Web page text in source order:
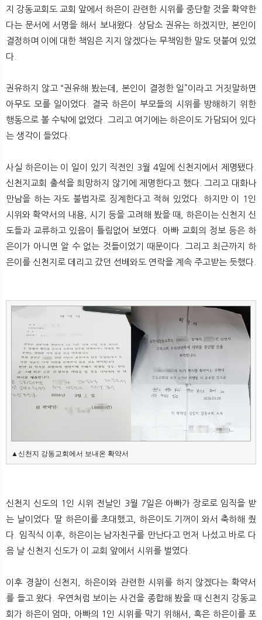
지 강동교회도 교회 앞에서 하은이 관련한 시위를 중단할 것을 확약한
다는 문서에 서명을 해서 보내왔다. 상담소 권유는 하겠지만, 본인이
결정하며 이에 대한 책임은 지지 않겠다는 무책임한 말도 덧붙여 있었
다.
권유하지 않고 “권유해 봤는데, 본인이 결정한 일”이라고 거짓말하면
아무도 모를 일이었다. 결국 하은이 부모들의 시위를 방해하기 위한
행동으로 볼 수밖에 없었다. 그리고 여기에는 하은이도 가담되어 있다
는 생각이 들었다.
사실 하은이는 이 일이 있기 직전인 3월 4일에 신천지에서 제명됐다.
신천지교회 출석을 희망하지 않기에 제명한다고 했다. 그리고 대화나
만남을 하는 자도 불법자로 징계한다고 적혀 있었다. 하지만 이 1인
시위와 확약서의 내용, 시기 등을 고려해 봤을 때, 하은이는 신천지 신
도들과 교류하고 있음이 틀림없어 보였다. 아빠 교회의 정보 등은 하
은이가 아니면 알 수 없는 것들이었기 때문이다. 그리고 최근까지 하
은이를 신천지로 데리고 갔던 선배와도 연락을 계속 주고받는 듯했다.
▲신천지 강동교회에서 보내온 확약서
신천지 신도의 1인 시위 전날인 3월 7일은 아빠가 장로로 임직을 받
는 날이었다. 딸 하은이를 초대했고, 하은이도 기꺼이 와서 축하해 줬
다. 임직식 이후, 하은이는 남자친구를 만난다고 먼저 나섰고 바로 다
음 날 신천지 신도가 이 교회 앞에서 시위를 벌였다.
이후 경찰이 신천지, 하은이와 관련한 시위를 하지 않겠다는 확약서
를 들고 왔다. 우연처럼 보이는 사건을 종합해 봤을 때 신천지 강동교
회가 하은이 엄마, 아빠의 1인 시위를 막기 위해서, 혹은 하은이를 포